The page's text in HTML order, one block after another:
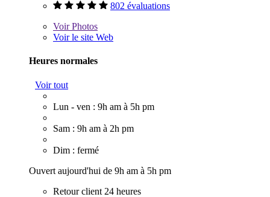
802 évaluations
VoirPhotos
Voir le site Web
Heures normales
Voir tout
Lun - ven : 9h am à 5h pm
Sam : 9h am à 2h pm
Dim : fermé
Ouvert aujourd'hui de 9h am à 5h pm
Retour client 24 heures